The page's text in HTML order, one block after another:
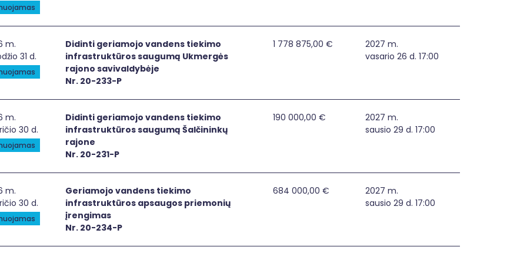
geriamojo vandens tiekimo infrastruktūros saugumą Ukmergės rajono savivaldybėje
m.
31 d.
Didinti geriamojo vandens tiekimo
infrastruktūros saugumą Ukmergės
rajono savivaldybėje
Nr. 20-233-P
1 778 875,00 €
2027 m.
vasario 26 d. 17:00
geriamojo vandens tiekimo infrastruktūros saugumą Šalčininkų rajone
m.
30 d.
Didinti geriamojo vandens tiekimo
infrastruktūros saugumą Šalčininkų
rajone
Nr. 20-231-P
190 000,00 €
2027 m.
sausio 29 d. 17:00
vandens tiekimo infrastruktūros apsaugos priemonių įrengimas
m.
30 d.
Geriamojo vandens tiekimo
infrastruktūros apsaugos priemonių
įrengimas
Nr. 20-234-P
684 000,00 €
2027 m.
sausio 29 d. 17:00